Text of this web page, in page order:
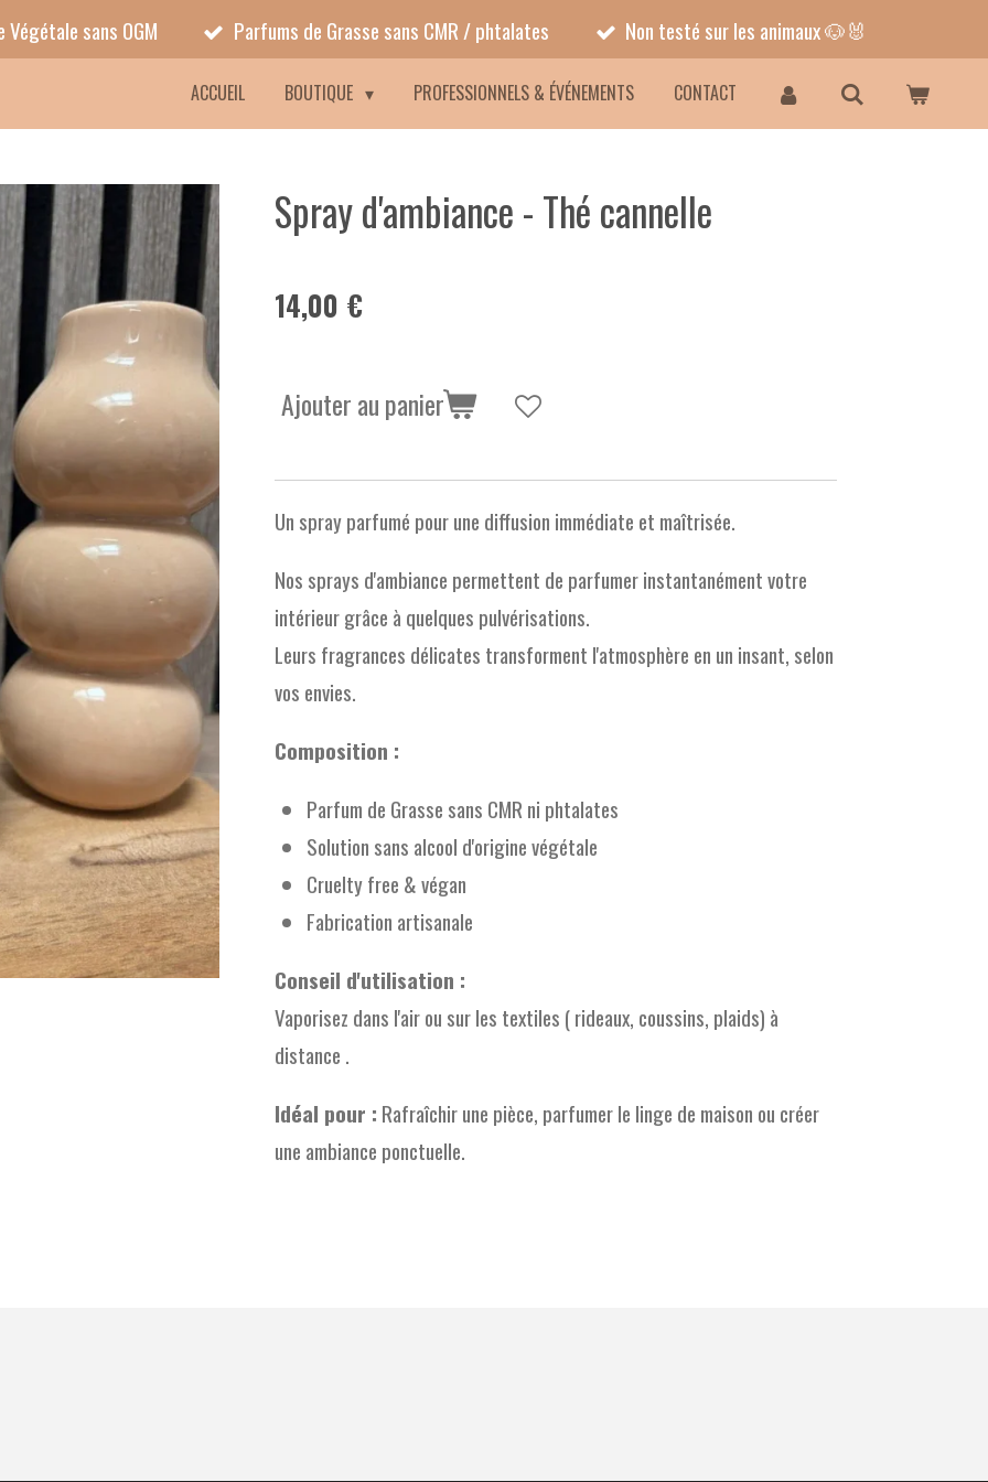
Végétale sans OGM Parfums de Grasse sans CMR / phtalates Non testé sur les animaux 🐶🐰
ACCUEIL BOUTIQUE PROFESSIONNELS & ÉVÉNEMENTS CONTACT
Spray d'ambiance - Thé cannelle
14,00 €
Ajouter au panier
Un spray parfumé pour une diffusion immédiate et maîtrisée.
Nos sprays d'ambiance permettent de parfumer instantanément votre
intérieur grâce à quelques pulvérisations.
Leurs fragrances délicates transforment l'atmosphère en un insant, selon
vos envies.
Composition :
Parfum de Grasse sans CMR ni phtalates
Solution sans alcool d'origine végétale
Cruelty free & végan
Fabrication artisanale
Conseil d'utilisation :
Vaporisez dans l'air ou sur les textiles ( rideaux, coussins, plaids) à
distance .
Idéal pour : Rafraîchir une pièce, parfumer le linge de maison ou créer
une ambiance ponctuelle.